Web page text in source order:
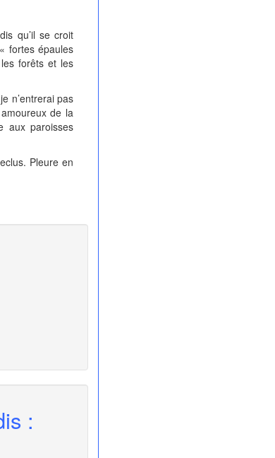
qu’il se croit
fortes épaules
forêts et les
n’entrerai pas
de la
aux paroisses
Pleure en
: